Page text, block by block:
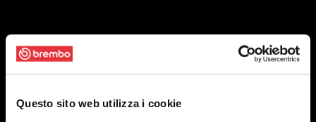
Questo sito web utilizza i cookie